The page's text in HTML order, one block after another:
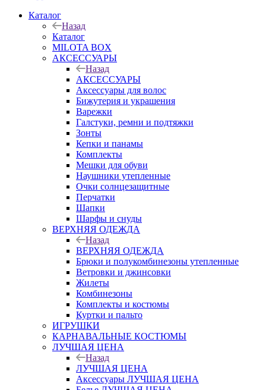
Каталог
Назад
Каталог
MILOTA BOX
АКСЕССУАРЫ
Назад
АКСЕССУАРЫ
Аксессуары для волос
Бижутерия и украшения
Варежки
Галстуки, ремни и подтяжки
Зонты
Кепки и панамы
Комплекты
Мешки для обуви
Наушники утепленные
Очки солнцезащитные
Перчатки
Шапки
Шарфы и снуды
ВЕРХНЯЯ ОДЕЖДА
Назад
ВЕРХНЯЯ ОДЕЖДА
Брюки и полукомбинезоны утепленные
Ветровки и джинсовки
Жилеты
Комбинезоны
Комплекты и костюмы
Куртки и пальто
ИГРУШКИ
КАРНАВАЛЬНЫЕ КОСТЮМЫ
ЛУЧШАЯ ЦЕНА
Назад
ЛУЧШАЯ ЦЕНА
Аксессуары ЛУЧШАЯ ЦЕНА